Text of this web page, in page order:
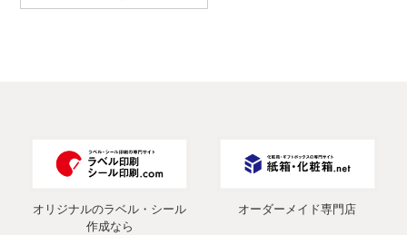
オリジナルのラベル・シール
作成なら
オーダーメイド専門店